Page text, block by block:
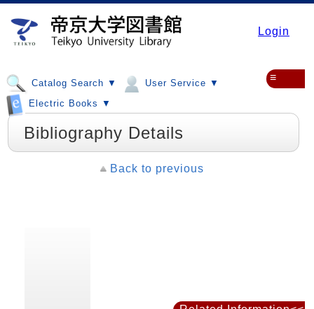
Login
Catalog Search ▼
User Service ▼
Electric Books ▼
≡
Bibliography Details
Back to previous